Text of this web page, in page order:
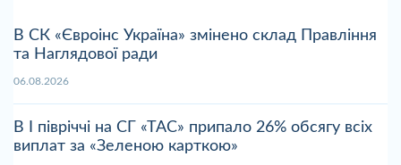
В СК «Євроінс Україна» змінено склад Правління
та Наглядової ради
06.08.2026
В І півріччі на СГ «ТАС» припало 26% обсягу всіх
виплат за «Зеленою карткою»